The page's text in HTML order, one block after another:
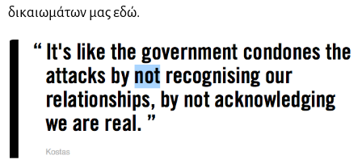
δικαιωμάτων μας εδώ.